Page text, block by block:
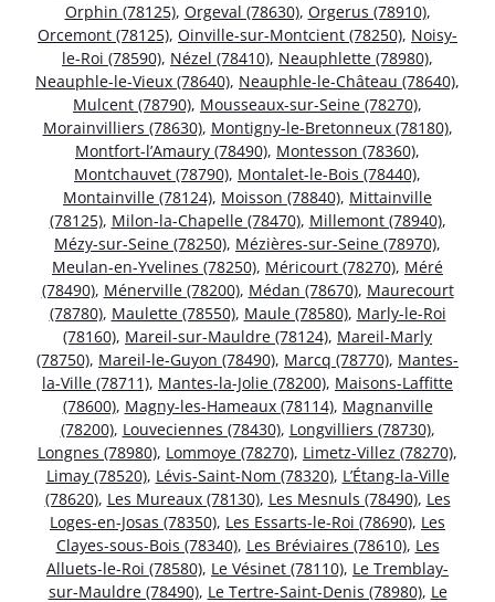
Orphin (78125), Orgeval (78630), Orgerus (78910),
Orcemont (78125), Oinville-sur-Montcient (78250), Noisy-
le-Roi (78590), Nézel (78410), Neauphlette (78980),
Neauphle-le-Vieux (78640), Neauphle-le-Château (78640),
Mulcent (78790), Mousseaux-sur-Seine (78270),
Morainvilliers (78630), Montigny-le-Bretonneux (78180),
Montfort-l’Amaury (78490), Montesson (78360),
Montchauvet (78790), Montalet-le-Bois (78440),
Montainville (78124), Moisson (78840), Mittainville
(78125), Milon-la-Chapelle (78470), Millemont (78940),
Mézy-sur-Seine (78250), Mézières-sur-Seine (78970),
Meulan-en-Yvelines (78250), Méricourt (78270), Méré
(78490), Ménerville (78200), Médan (78670), Maurecourt
(78780), Maulette (78550), Maule (78580), Marly-le-Roi
(78160), Mareil-sur-Mauldre (78124), Mareil-Marly
(78750), Mareil-le-Guyon (78490), Marcq (78770), Mantes-
la-Ville (78711), Mantes-la-Jolie (78200), Maisons-Laffitte
(78600), Magny-les-Hameaux (78114), Magnanville
(78200), Louveciennes (78430), Longvilliers (78730),
Longnes (78980), Lommoye (78270), Limetz-Villez (78270),
Limay (78520), Lévis-Saint-Nom (78320), L’Étang-la-Ville
(78620), Les Mureaux (78130), Les Mesnuls (78490), Les
Loges-en-Josas (78350), Les Essarts-le-Roi (78690), Les
Clayes-sous-Bois (78340), Les Bréviaires (78610), Les
Alluets-le-Roi (78580), Le Vésinet (78110), Le Tremblay-
sur-Mauldre (78490), Le Tertre-Saint-Denis (78980), Le